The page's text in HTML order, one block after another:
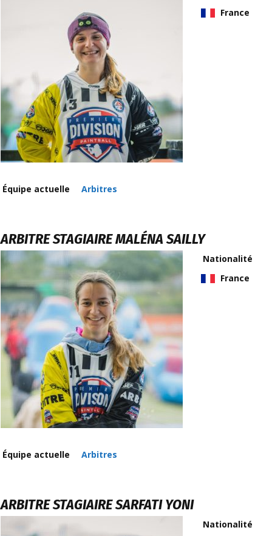
France
Équipe actuelle Arbitres
ARBITRE STAGIAIREMALÉNA SAILLY
Nationalité
France
Équipe actuelle Arbitres
ARBITRE STAGIAIRESARFATI YONI
Nationalité